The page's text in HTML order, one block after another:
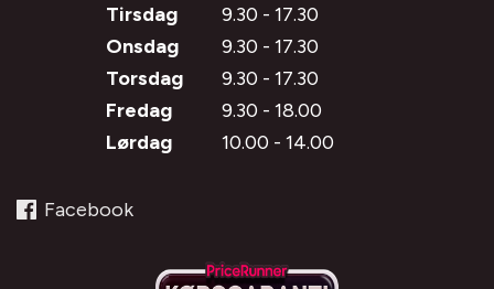
Tirsdag
9.30 - 17.30
Onsdag
9.30 - 17.30
Torsdag
9.30 - 17.30
Fredag
9.30 - 18.00
Lørdag
10.00 - 14.00
Facebook